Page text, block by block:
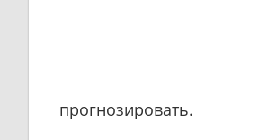
прогнозировать.